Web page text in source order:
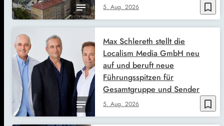
bookmark_border
5. Aug. 2026
bookmark_border
5. Aug. 2026
Max Schlereth stellt die
Localism Media GmbH neu
auf und beruft neue
Führungsspitzen für
Gesamtgruppe und Sender